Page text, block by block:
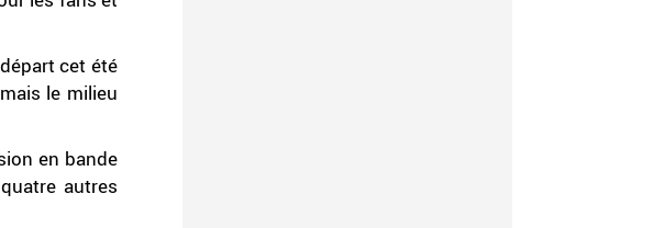
cet été
le milieu
en bande
autres